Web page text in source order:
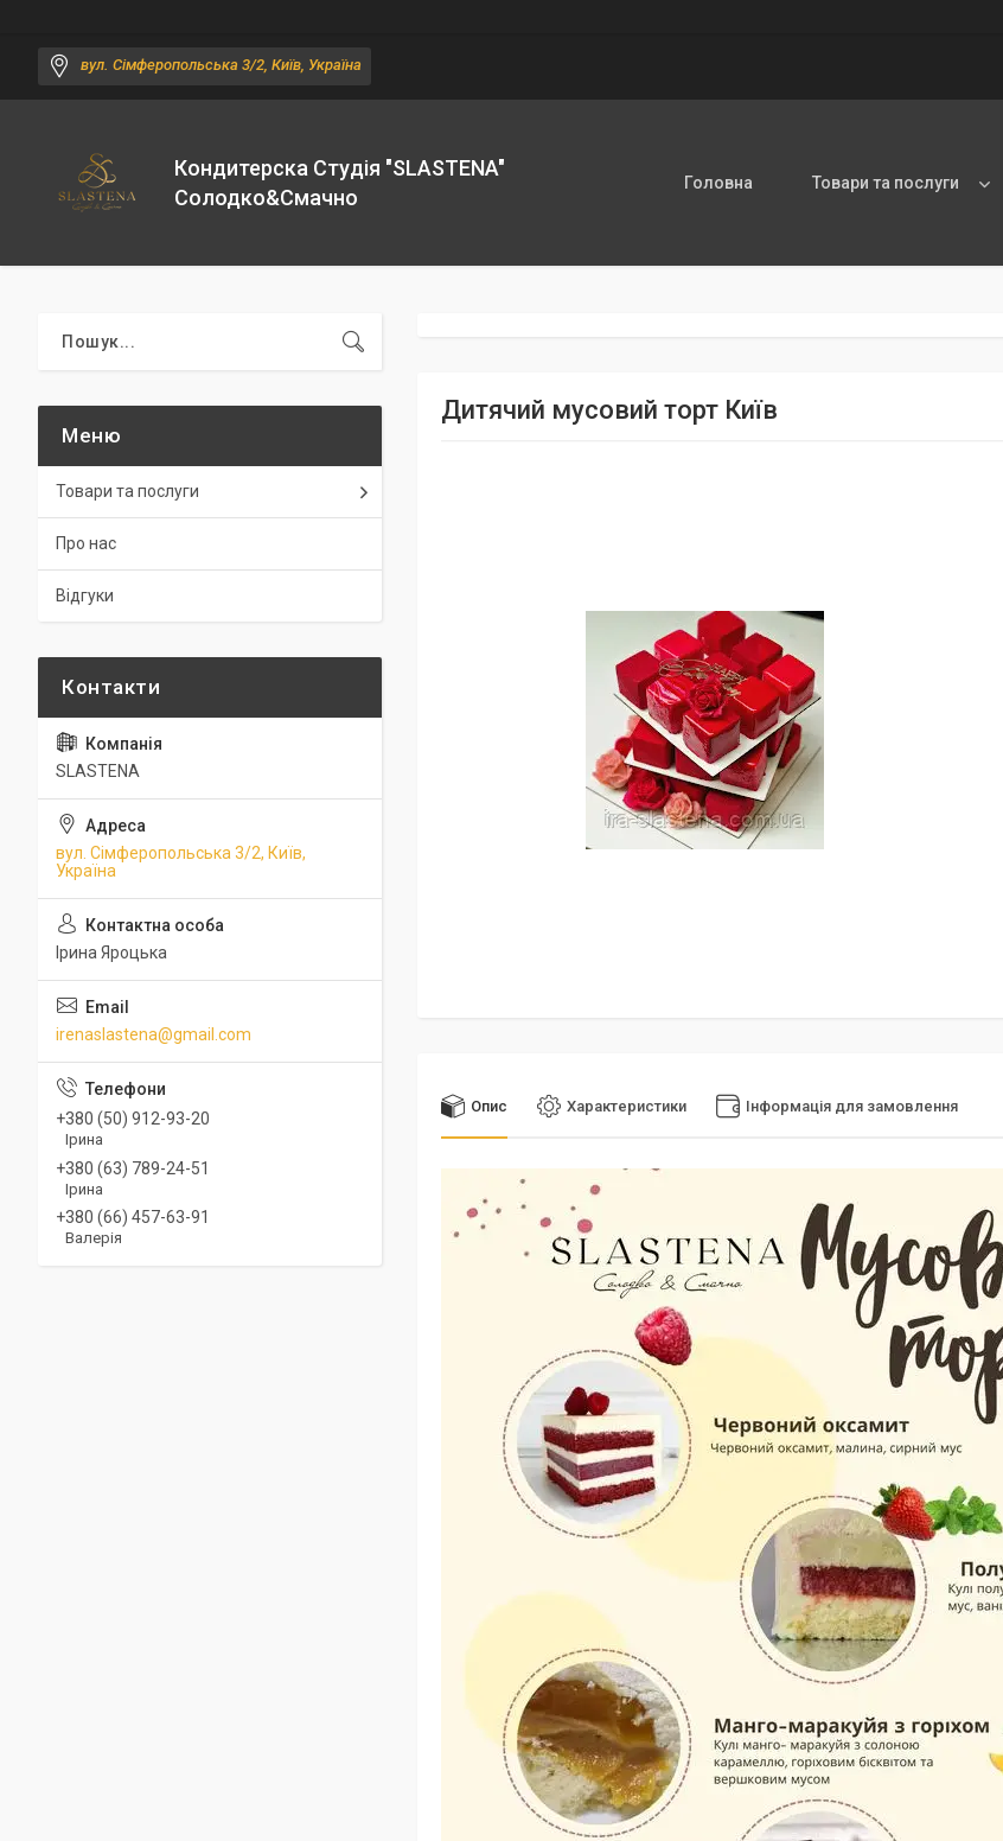
вул. Сімферопольська 3/2, Київ, Україна
Кондитерска Студія "SLASTENA"
Солодко&Смачно
Головна Товари та послуги
Дитячий мусовий торт Київ
Опис Характеристики Інформація для замовлення
Товари та послуги
Про нас
Відгуки
SLASTENA
вул. Сімферопольська 3/2, Київ,
Україна
Ірина Яроцька
irenaslastena@gmail.com
+380 (50) 912-93-20
Ірина
+380 (63) 789-24-51
Ірина
+380 (66) 457-63-91
Валерія